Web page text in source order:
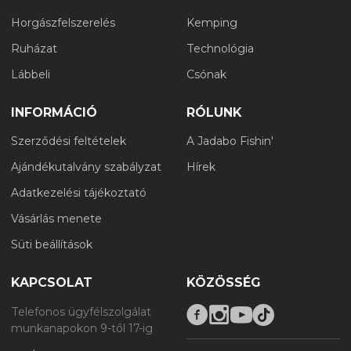
Horgászfelszerelés
Ruházat
Lábbeli
Kemping
Technológia
Csónak
INFORMÁCIÓ
Szerződési feltételek
Ajándékutalvány szabályzat
Adatkezelési tájékoztató
Vásárlás menete
Süti beállítások
RÓLUNK
A Jadabo Fishin'
Hírek
KAPCSOLAT
Telefonos ügyfélszolgálat
munkanapokon 9-től 17-ig
KÖZÖSSÉG